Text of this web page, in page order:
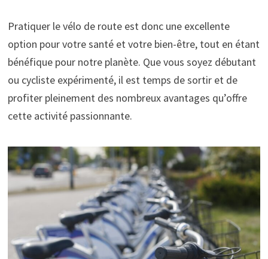
Pratiquer le vélo de route est donc une excellente
option pour votre santé et votre bien-être, tout en étant
bénéfique pour notre planète. Que vous soyez débutant
ou cycliste expérimenté, il est temps de sortir et de
profiter pleinement des nombreux avantages qu’offre
cette activité passionnante.